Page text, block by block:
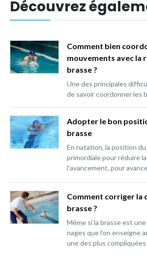
Découvrez
Comment bien
mouvements avec la
brasse ?
Une des principales
de savoir coordonner les
Adopter le bon
brasse
En natation, la position
primordiale pour réduire
l’avancement, pour
Comment corriger la
brasse ?
Même si la brasse est
nages que l’on enseigne
une des plus